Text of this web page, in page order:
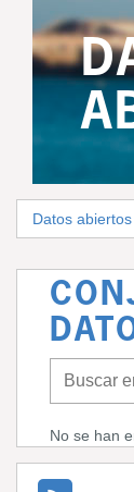
Datos abiertos
No se han